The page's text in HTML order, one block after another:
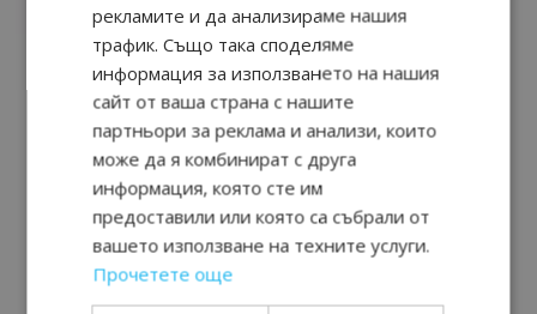
рекламите и да анализираме нашия
трафик. Също така споделяме
информация за използването на нашия
сайт от ваша страна с нашите
партньори за реклама и анализи, които
може да я комбинират с друга
информация, която сте им
предоставили или която са събрали от
вашето използване на техните услуги.
Прочетете още